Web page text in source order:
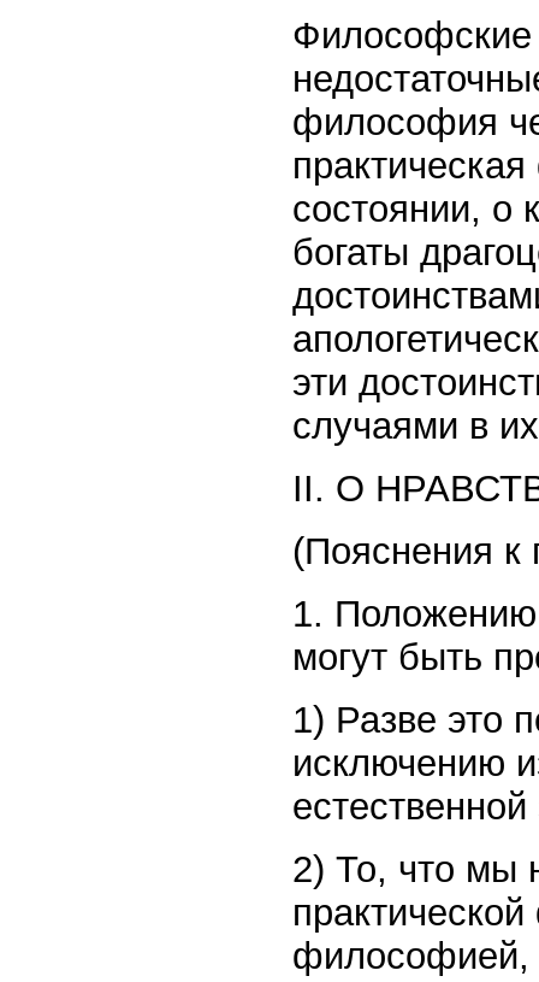
философия
состоянии, о
богаты
эти
случаями в
II. О
(Пояснения к
1.
могут быть
1) Разве это
исключению
естественной
2) То, что мы
философией,